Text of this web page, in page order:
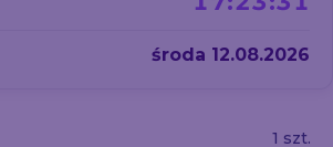
środa 12.08.2026
1 szt.